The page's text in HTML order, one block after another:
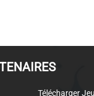
Télécharger